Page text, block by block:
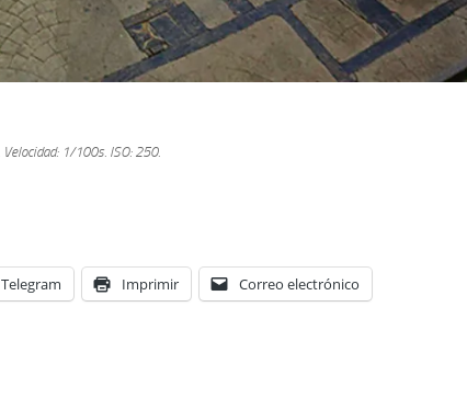
Velocidad: 1/100s. ISO: 250.
Telegram Imprimir Correo electrónico